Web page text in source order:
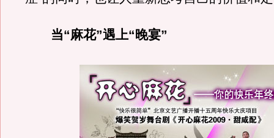
当“麻花”遇上“晚宴”